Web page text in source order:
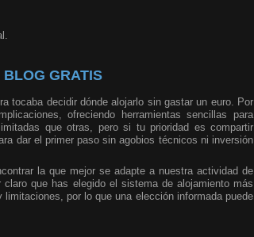
GRATIS
tocaba decidir dónde alojarlo sin gastar un euro. Por
ofreciendo herramientas sencillas para
que otras, pero si tu prioridad es compartir
dar el primer paso sin agobios técnicos ni inversión
la que mejor se adapte a nuestra actividad de
que has elegido el sistema de alojamiento más
por lo que una elección informada puede